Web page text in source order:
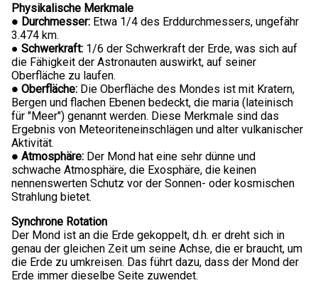
Physikalische Merkmale
● Durchmesser: Etwa 1/4 des Erddurchmessers, ungefähr
3.474 km.
● Schwerkraft: 1/6 der Schwerkraft der Erde, was sich auf
die Fähigkeit der Astronauten auswirkt, auf seiner
Oberfläche zu laufen.
● Oberfläche: Die Oberfläche des Mondes ist mit Kratern,
Bergen und flachen Ebenen bedeckt, die maria (lateinisch
für "Meer") genannt werden. Diese Merkmale sind das
Ergebnis von Meteoriteneinschlägen und alter vulkanischer
Aktivität.
● Atmosphäre: Der Mond hat eine sehr dünne und
schwache Atmosphäre, die Exosphäre, die keinen
nennenswerten Schutz vor der Sonnen- oder kosmischen
Strahlung bietet.
Synchrone Rotation
Der Mond ist an die Erde gekoppelt, d.h. er dreht sich in
genau der gleichen Zeit um seine Achse, die er braucht, um
die Erde zu umkreisen. Das führt dazu, dass der Mond der
Erde immer dieselbe Seite zuwendet.